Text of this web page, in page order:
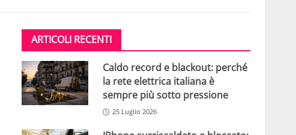
ARTICOLI RECENTI
Caldo record e blackout: perché
la rete elettrica italiana è
sempre più sotto pressione
25 Luglio 2026